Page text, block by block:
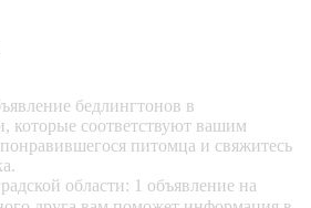
бедлингтонов в
которые соответствуют вашим
питомца и свяжитесь
области: 1 объявление на